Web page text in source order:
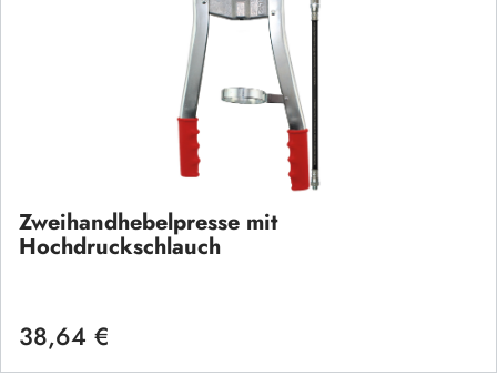
Zweihandhebelpresse mit
Hochdruckschlauch
Regulärer Preis:
38,64 €